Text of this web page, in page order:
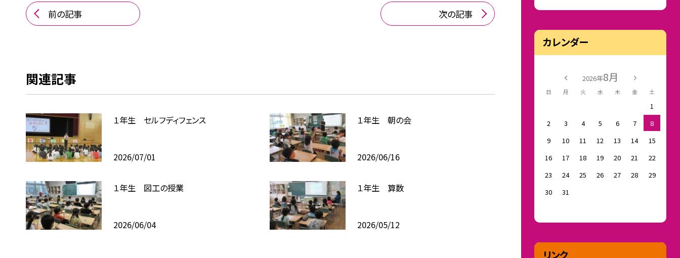
前の記事 次の記事
関連記事
１年生 セルフディフェンス
2026/07/01
１年生 朝の会
2026/06/16
１年生 図工の授業
2026/06/04
１年生 算数
2026/05/12
カレンダー
2026年8月
日 月 火 水 木 金 土
1
2
3 4 5 6 7
8
9
10 11 12 13 14
15
16
17 18 19 20 21
22
23
24 25 26 27 28
29
30
31
リンク